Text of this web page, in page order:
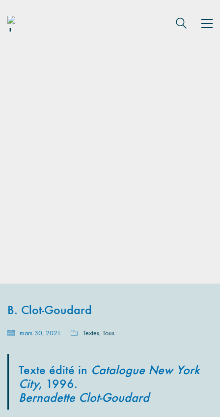
B. Clot-Goudard
mars 30, 2021 Textes, Tous
Texte édité in Catalogue New York
City, 1996.
Bernadette Clot-Goudard